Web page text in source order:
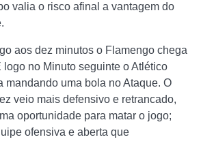
valia o risco afinal a vantagem do
aos dez minutos o Flamengo chega
logo no Minuto seguinte o Atlético
mandando uma bola no Ataque. O
veio mais defensivo e retrancado,
oportunidade para matar o jogo;
ofensiva e aberta que